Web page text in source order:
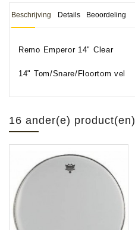
Beschrijving Details Beoordeling
Remo Emperor 14" Clear
14" Tom/Snare/Floortom vel
16 ander(e) product(en)